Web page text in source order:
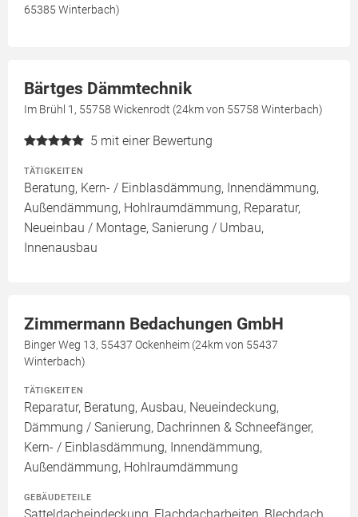
65385 Winterbach)
Bärtges Dämmtechnik
Im Brühl 1, 55758 Wickenrodt (24km von 55758 Winterbach)
5 mit einer Bewertung
TÄTIGKEITEN
Beratung, Kern- / Einblasdämmung, Innendämmung,
Außendämmung, Hohlraumdämmung, Reparatur,
Neueinbau / Montage, Sanierung / Umbau,
Innenausbau
Zimmermann Bedachungen GmbH
Binger Weg 13, 55437 Ockenheim (24km von 55437
Winterbach)
TÄTIGKEITEN
Reparatur, Beratung, Ausbau, Neueindeckung,
Dämmung / Sanierung, Dachrinnen & Schneefänger,
Kern- / Einblasdämmung, Innendämmung,
Außendämmung, Hohlraumdämmung
GEBÄUDETEILE